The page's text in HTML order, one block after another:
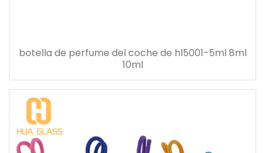
botella de perfume del coche de hl5001-5ml 8ml
10ml